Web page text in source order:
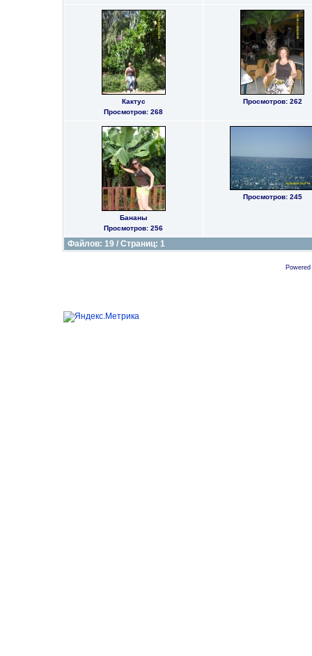
Кактус
Просмотров: 268
Просмотров: 262
Бананы
Просмотров: 256
Просмотров: 245
Файлов: 19 / Страниц: 1